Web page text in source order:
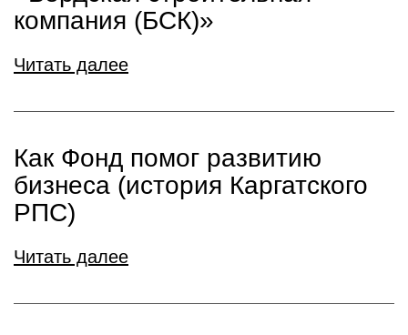
компания (БСК)»
Читать далее
Как Фонд помог развитию
бизнеса (история Каргатского
РПС)
Читать далее